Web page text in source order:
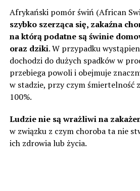
Afrykański pomór świń (African
szybko szerząca się, zakaźna
na którą podatne są świnie
oraz dziki. W przypadku
dochodzi do dużych spadków w
przebiega powoli i obejmuje
w stadzie, przy czym śmiertelność
100%.
Ludzie nie są wrażliwi na
w związku z czym choroba ta nie
ich zdrowia lub życia.